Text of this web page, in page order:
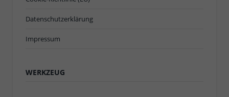
Datenschutzerklärung
Impressum
WERKZEUG